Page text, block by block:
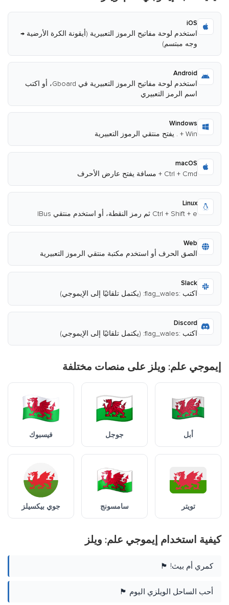
iOS
استخدم لوحة مفاتيح الرموز التعبيرية (أيقونة الكرة الأرضية →
وجه مبتسم)
Android
استخدم لوحة مفاتيح الرموز التعبيرية في Gboard، أو اكتب
اسم الرمز التعبيري
Windows
Win + . يفتح منتقي الرموز التعبيرية
macOS
Ctrl + Cmd + مسافة يفتح عارض الأحرف
Linux
Ctrl + Shift + e ثم رمز النقطة، أو استخدم منتقي IBus
Web
الصق الحرف أو استخدم مكتبة منتقي الرموز التعبيرية
Slack
اكتب :flag_wales: (يكتمل تلقائيًا إلى الإيموجي)
Discord
اكتب :flag_wales: (يكتمل تلقائيًا إلى الإيموجي)
إيموجي علم: ويلز على منصات مختلفة
أبل جوجل فيسبوك
تويتر سامسونج جوي بيكسيلز
كيفية استخدام إيموجي علم: ويلز
كمري أم بيث! 🏴󠁧󠁢󠁷󠁬󠁳󠁿
أحب الساحل الويلزي اليوم 🏴󠁧󠁢󠁷󠁬󠁳󠁿